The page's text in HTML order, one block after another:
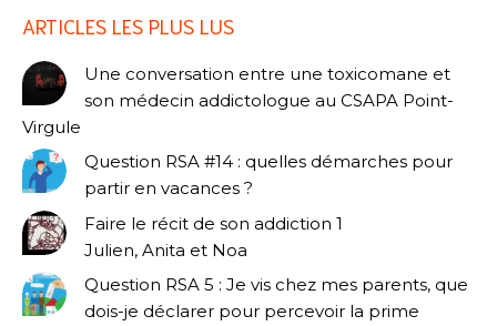
ARTICLES LES PLUS LUS
Une conversation entre une toxicomane et
son médecin addictologue au CSAPA Point-
Virgule
Question RSA #14 : quelles démarches pour
partir en vacances ?
Faire le récit de son addiction 1
Julien, Anita et Noa
Question RSA 5 : Je vis chez mes parents, que
dois-je déclarer pour percevoir la prime